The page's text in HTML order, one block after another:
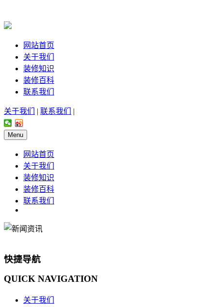
网站首页
关于我们
装修知识
装修百科
联系我们
关于我们 | 联系我们 |
Menu
网站首页
关于我们
装修知识
装修百科
联系我们
快捷导航
QUICK NAVIGATION
关于我们